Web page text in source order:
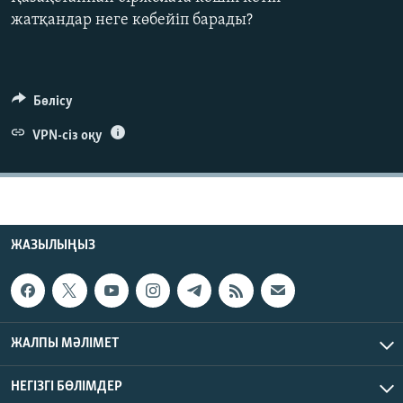
ЖАЗЫЛЫҢЫЗ
Басқа тілдерде
жатқандар неге көбейіп барады?
Бөлісу
VPN-сіз оқу
ЖАЗЫЛЫҢЫЗ
ЖАЛПЫ МӘЛІМЕТ
НЕГІЗГІ БӨЛІМДЕР